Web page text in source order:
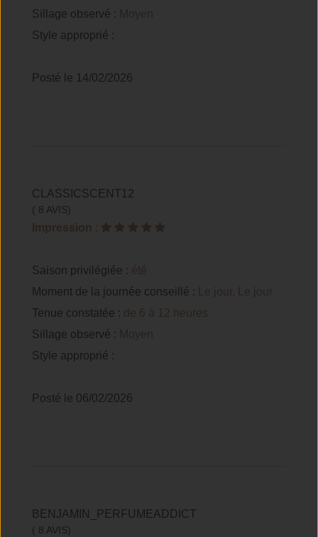
Sillage observé : Moyen
Style approprié :
Posté le 14/02/2026
CLASSICSCENT12
( 8 AVIS)
Impression :
Saison privilégiée : été
Moment de la journée conseillé :
Le jour, Le jour
Tenue constatée : de 6 à 12 heures
Sillage observé : Moyen
Style approprié :
Posté le 06/02/2026
BENJAMIN_PERFUMEADDICT
( 8 AVIS)